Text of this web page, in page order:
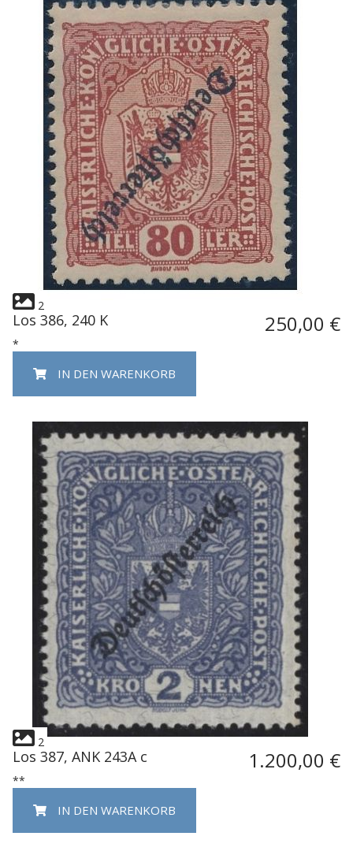
2
Los 386, 240 K 250,00 €
*
IN DEN WARENKORB
2
Los 387, ANK 243A c 1.200,00 €
**
IN DEN WARENKORB